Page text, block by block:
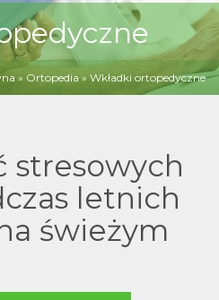
» Ortopedia » Wkładki ortopedyczne
stresowych
letnich
świeżym